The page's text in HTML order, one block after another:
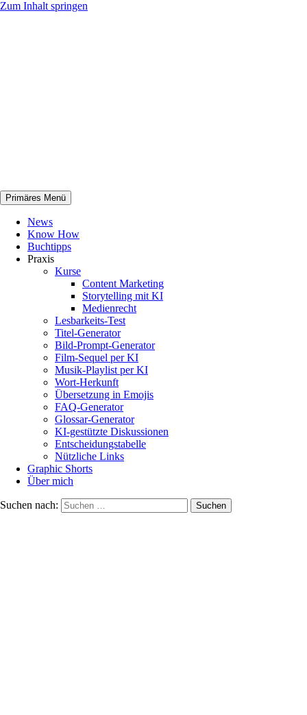
Zum Inhalt springen
netknowhow
Primäres Menü
News
Know How
Buchtipps
Praxis
Kurse
Content Marketing
Storytelling mit KI
Medienrecht
Lesbarkeits-Test
Titel-Generator
Bild-Prompt-Generator
Film-Sequel per KI
Musik-Playlist per KI
Wort-Herkunft
Übersetzung in Emojis
FAQ-Generator
Glossar-Generator
KI-gestützte Diskussionen
Entscheidungstabelle
Nützliche Links
Graphic Shorts
Über mich
Suchen nach: